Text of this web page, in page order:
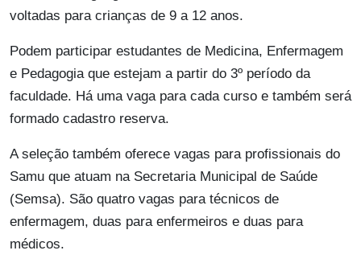
voltadas para crianças de 9 a 12 anos.
Podem participar estudantes de Medicina, Enfermagem
e Pedagogia que estejam a partir do 3º período da
faculdade. Há uma vaga para cada curso e também será
formado cadastro reserva.
A seleção também oferece vagas para profissionais do
Samu que atuam na Secretaria Municipal de Saúde
(Semsa). São quatro vagas para técnicos de
enfermagem, duas para enfermeiros e duas para
médicos.